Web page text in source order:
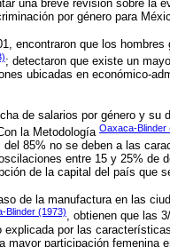
una breve revisión sobre la
por género para
encontraron que los
; detectaron que existe un
ubicadas en económico-
de salarios por género y su
la Metodología Oaxaca-Blinder
85% no se deben a las
entre 15 y 25% de
de la capital del país que
de la manufactura en las
Blinder (1973), obtienen que las
por las
participación femenina